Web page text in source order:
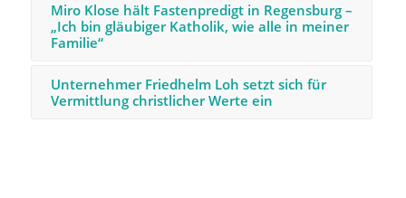
Miro Klose hält Fastenpredigt in Regensburg –
„Ich bin gläubiger Katholik, wie alle in meiner
Familie“
Unternehmer Friedhelm Loh setzt sich für
Vermittlung christlicher Werte ein